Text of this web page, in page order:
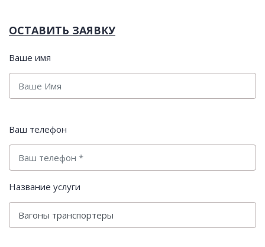
ОСТАВИТЬ ЗАЯВКУ
Ваше имя
Ваш телефон
Название услуги